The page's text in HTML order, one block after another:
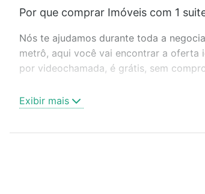
Por que comprar Imóveis com 1
Nós te ajudamos durante toda a
metrô, aqui você vai encontrar a oferta
por videochamada, é grátis, sem
ou sem vaga de garagem para
Imóveis com 1 suite à venda em Vila
Qual o preço de Imóveis com 1
Exibir mais